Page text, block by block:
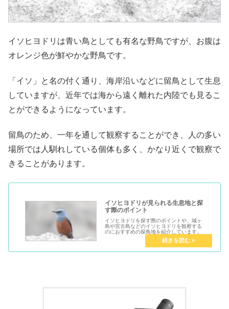
イソヒヨドリは青い鳥としても有名な野鳥ですが、お腹は
オレンジ色が鮮やかな野鳥です。
「イソ」と名の付く通り、海岸沿いなどに留鳥として生息
していますが、近年では海から遠く離れた内陸でも見るこ
とができるようになっています。
留鳥のため、一年を通して観察することができ、人の多い
場所では人馴れしている個体も多く、かなり近くで観察で
きることがあります。
イソヒヨドリが見られる生息地と探
す際のポイント
イソヒヨドリを探す際のポイントや、城ヶ
島や宮古島などのイソヒヨドリを観察する
のにおすすめの探鳥地を紹介しています。